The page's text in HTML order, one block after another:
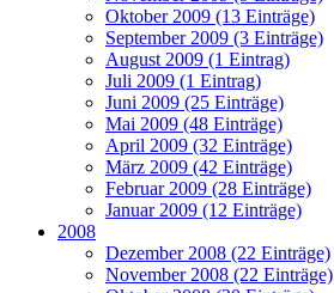
Oktober 2009 (13 Einträge)
September 2009 (3 Einträge)
August 2009 (1 Eintrag)
Juli 2009 (1 Eintrag)
Juni 2009 (25 Einträge)
Mai 2009 (48 Einträge)
April 2009 (32 Einträge)
März 2009 (42 Einträge)
Februar 2009 (28 Einträge)
Januar 2009 (12 Einträge)
2008
Dezember 2008 (22 Einträge)
November 2008 (22 Einträge)